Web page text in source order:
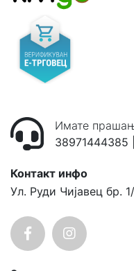
Имате
38971444385
Контакт инфо
Ул. Руди Чијавец бр.